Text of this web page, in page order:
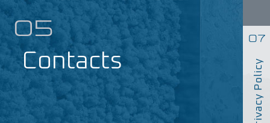
05
Contacts
07
Privacy Policy